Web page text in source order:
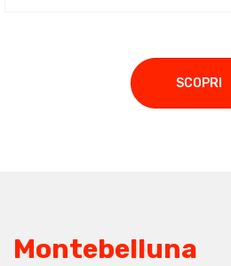
SCOPRI
Montebelluna